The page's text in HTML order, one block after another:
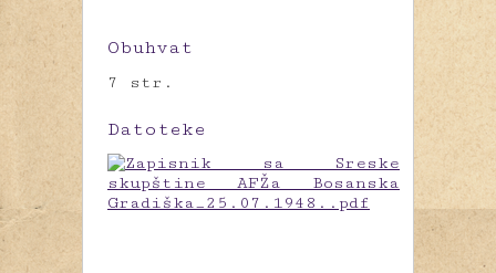
Obuhvat
7 str.
Datoteke